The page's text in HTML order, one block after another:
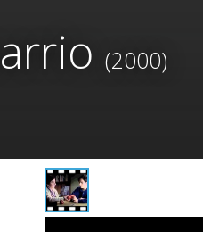
(2000)